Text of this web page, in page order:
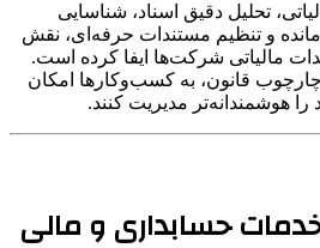
تحلیل دقیق اسناد، شناسایی
و تنظیم مستندات حرفه‌ای، نقش
مالیاتی شرکت‌ها ایفا کرده است.
چارچوب قانون، به کسب‌وکارها امکان
هوشمندانه‌تر مدیریت کنند.
حسابداری و مالی